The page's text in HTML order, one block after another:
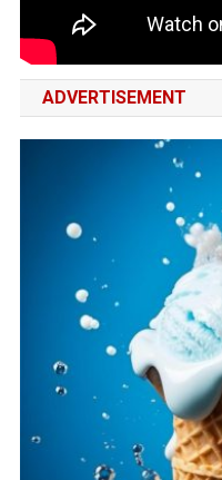
ADVERTISEMENT